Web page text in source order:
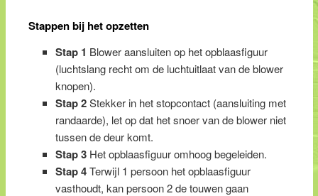
Stappen bij het opzetten
Stap 1 Blower aansluiten op het opblaasfiguur
(luchtslang recht om de luchtuitlaat van de blower
knopen).
Stap 2Stekker in het stopcontact (aansluiting met
randaarde), let op dat het snoer van de blower niet
tussen de deur komt.
Stap 3Het opblaasfiguur omhoog begeleiden.
Stap 4Terwijl 1 persoon het opblaasfiguur
vasthoudt, kan persoon 2 de touwen gaan